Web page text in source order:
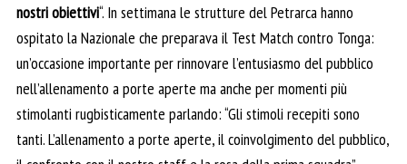
nostri obiettivi“. In settimana le strutture del Petrarca hanno
ospitato la Nazionale che preparava il Test Match contro Tonga:
un’occasione importante per rinnovare l’entusiasmo del pubblico
nell’allenamento a porte aperte ma anche per momenti più
stimolanti rugbisticamente parlando: “Gli stimoli recepiti sono
tanti. L’allenamento a porte aperte, il coinvolgimento del pubblico,